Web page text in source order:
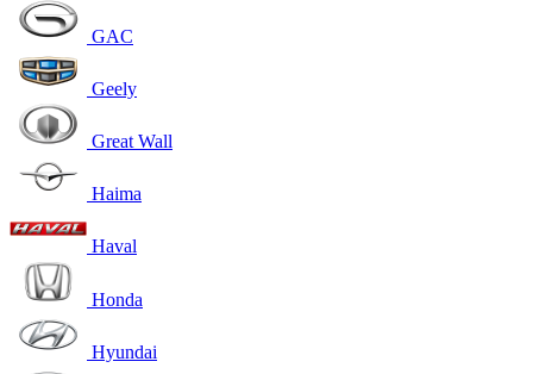
GAC
Geely
Great Wall
Haima
Haval
Honda
Hyundai